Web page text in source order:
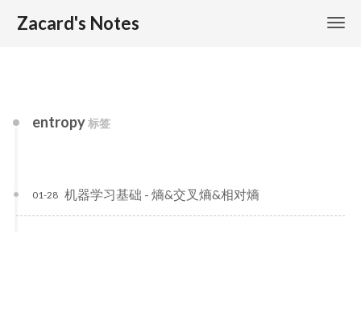
Zacard's Notes
entropy标签
机器学习基础 - 熵&交叉熵&相对熵
01-28